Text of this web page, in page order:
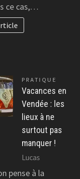
ce cas,…
PRATIQUE
Vacances en
Vendée : les
lieux à ne
surtout pas
manquer !
Lucas
pense à la